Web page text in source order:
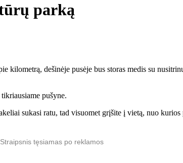
parką
dešinėje pusėje bus storas medis su
pušyne.
sukasi ratu, tad visuomet grįšite į vietą, nuo
Straipsnis tęsiamas po reklamos